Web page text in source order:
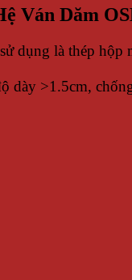
Ván Dăm
dụng là thép hộp
dày >1.5cm,